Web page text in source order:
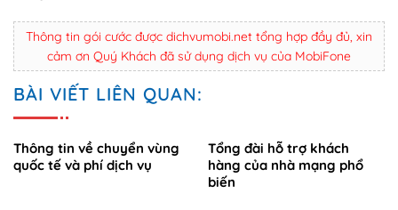
Thông tin gói cước được dichvumobi.net tổng hợp đầy đủ, xin
cảm ơn Quý Khách đã sử dụng dịch vụ của MobiFone
BÀI VIẾT LIÊN QUAN:
Thông tin về chuyển vùng
quốc tế và phí dịch vụ
Tổng đài hỗ trợ khách
hàng của nhà mạng phổ
biến